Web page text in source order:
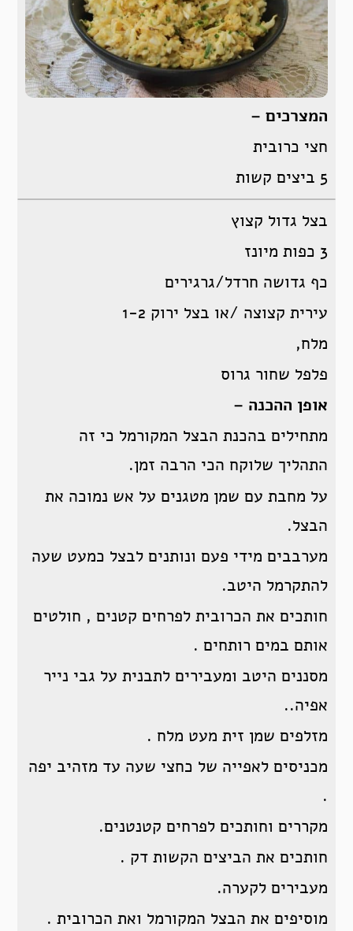
המצרכים –
חצי כרובית
5 ביצים קשות
בצל גדול קצוץ
3 כפות מיונז
כף גדושה חרדל/גרגירים
עירית קצוצה /או בצל ירוק 1-2
מלח,
פלפל שחור גרוס
אופן ההכנה –
מתחילים בהכנת הבצל המקורמל כי זה
התהליך שלוקח הכי הרבה זמן.
על מחבת עם שמן מטגנים על אש נמוכה את
הבצל.
מערבבים מידי פעם ונותנים לבצל כמעט שעה
להתקרמל היטב.
חותכים את הכרובית לפרחים קטנים , חולטים
אותם במים רותחים .
מסננים היטב ומעבירים לתבנית על גבי נייר
אפיה..
מזלפים שמן זית מעט מלח .
מכניסים לאפייה של כחצי שעה עד מזהיב יפה
.
מקררים וחותכים לפרחים קטנטנים.
חותכים את הביצים הקשות דק .
מעבירים לקערה.
מוסיפים את הבצל המקורמל ואת הכרובית .